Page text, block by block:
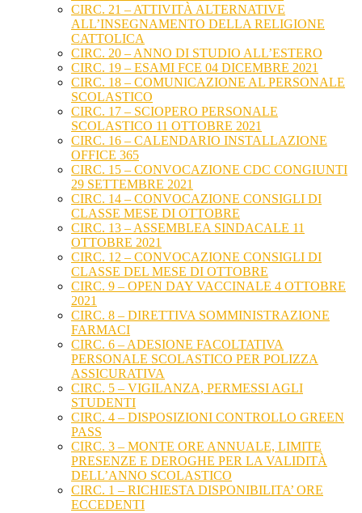
CIRC. 21 – ATTIVITÀ ALTERNATIVE
ALL’INSEGNAMENTO DELLA RELIGIONE
CATTOLICA
CIRC. 20 – ANNO DI STUDIO ALL’ESTERO
CIRC. 19 – ESAMI FCE 04 DICEMBRE 2021
CIRC. 18 – COMUNICAZIONE AL PERSONALE
SCOLASTICO
CIRC. 17 – SCIOPERO PERSONALE
SCOLASTICO 11 OTTOBRE 2021
CIRC. 16 – CALENDARIO INSTALLAZIONE
OFFICE 365
CIRC. 15 – CONVOCAZIONE CDC CONGIUNTI
29 SETTEMBRE 2021
CIRC. 14 – CONVOCAZIONE CONSIGLI DI
CLASSE MESE DI OTTOBRE
CIRC. 13 – ASSEMBLEA SINDACALE 11
OTTOBRE 2021
CIRC. 12 – CONVOCAZIONE CONSIGLI DI
CLASSE DEL MESE DI OTTOBRE
CIRC. 9 – OPEN DAY VACCINALE 4 OTTOBRE
2021
CIRC. 8 – DIRETTIVA SOMMINISTRAZIONE
FARMACI
CIRC. 6 – ADESIONE FACOLTATIVA
PERSONALE SCOLASTICO PER POLIZZA
ASSICURATIVA
CIRC. 5 – VIGILANZA, PERMESSI AGLI
STUDENTI
CIRC. 4 – DISPOSIZIONI CONTROLLO GREEN
PASS
CIRC. 3 – MONTE ORE ANNUALE, LIMITE
PRESENZE E DEROGHE PER LA VALIDITÀ
DELL’ANNO SCOLASTICO
CIRC. 1 – RICHIESTA DISPONIBILITA’ ORE
ECCEDENTI